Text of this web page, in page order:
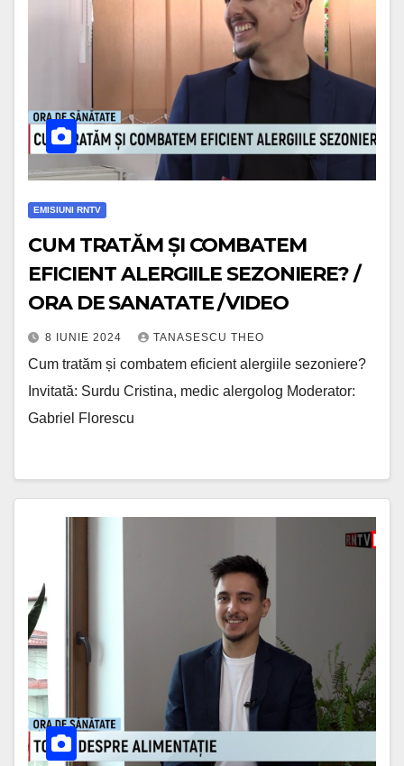
EMISIUNI RNTV
CUM TRATĂM ȘI COMBATEM
EFICIENT ALERGIILE SEZONIERE? /
ORA DE SANATATE /VIDEO
8 IUNIE 2024 TANASESCU THEO
Cum tratăm și combatem eficient alergiile sezoniere?
Invitată: Surdu Cristina, medic alergolog Moderator:
Gabriel Florescu